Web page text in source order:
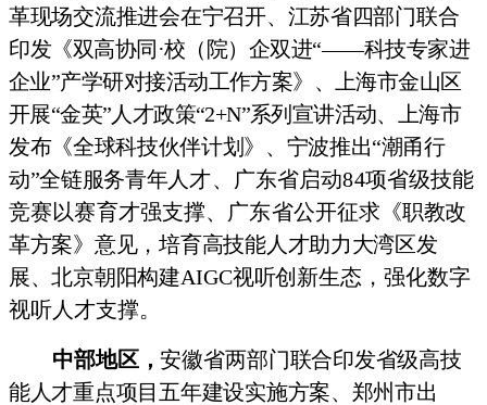
革现场交流推进会在宁召开、江苏省四部门联合
印发《双高协同·校（院）企双进“——科技专家进
企业”产学研对接活动工作方案》、上海市金山区
开展“金英”人才政策“2+N”系列宣讲活动、
上海市
发布《全球科技伙伴计划》、宁波推出“潮甬行
动”全链服务青年人才、广东省启动84项省级技能
竞赛以赛育才强支撑、广东省公开征求 《职教改
革方案》意见，培育高技能人才助力大湾区发
展、北京朝阳构建AIGC视听创新生态，强化数字
视听人才支撑。
中部地区，安徽省两部门联合印发省级高技
能人才重点项目五年建设实施方案、郑州市出